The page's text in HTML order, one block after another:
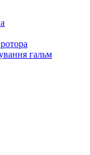
гальм